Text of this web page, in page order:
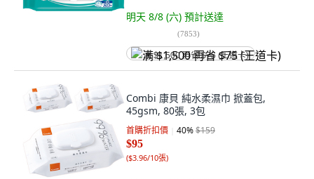
明天 8/8 (六) 預計送達
(7853)
满 $1,500 再省 $75 (王道卡)
Combi 康貝 純水柔濕巾 掀蓋包,
45gsm, 80張, 3包
首購折扣價 40%$159
$95
($3.96/10張)